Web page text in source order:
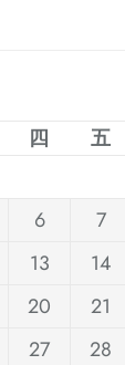
四 五
6 7
13 14
20 21
27 28